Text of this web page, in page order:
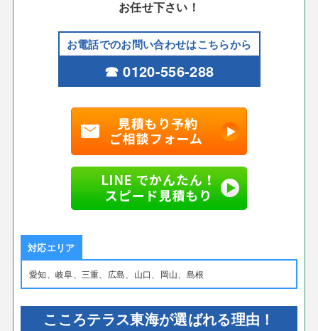
お任せ下さい！
お電話でのお問い合わせはこちらから
☎ 0120-556-288
対応エリア
愛知、岐阜、三重、広島、山口、岡山、島根
こころテラス東海が選ばれる理由！